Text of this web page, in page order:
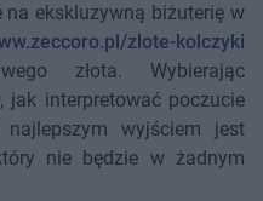
ekskluzywną biżuterię w
zlote-kolczyki
złota. Wybierając
jak interpretować poczucie
wyjściem jest
nie będzie w żadnym